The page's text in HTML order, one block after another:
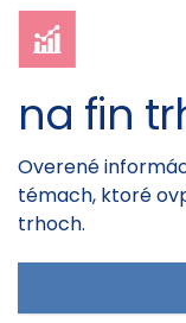
na fin
Overené
témach, ktoré
trhoch.